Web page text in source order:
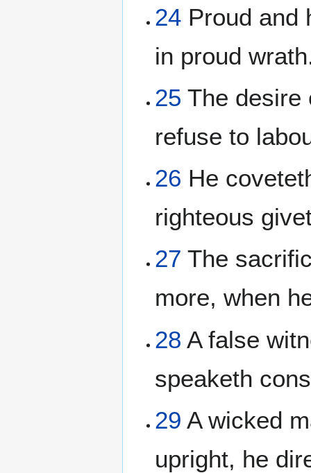
24 Proud and
in proud
25 The desire
refuse to
26 He
righteous
27 The
more, when
28 A false
speaketh
29 A wicked
upright, he